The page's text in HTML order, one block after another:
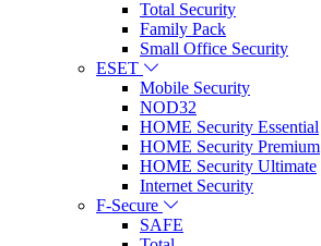
Total Security
Family Pack
Small Office Security
ESET
Mobile Security
NOD32
HOME Security Essential
HOME Security Premium
HOME Security Ultimate
Internet Security
F-Secure
SAFE